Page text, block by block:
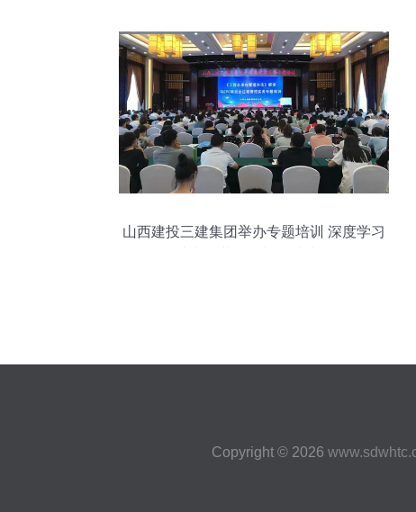
山西建投三建集团举办专题培训 深度学习
Copyright © 2026